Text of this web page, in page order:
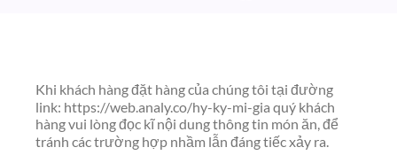
Khi khách hàng đặt hàng của chúng tôi tại đường
link: https://web.analy.co/hy-ky-mi-gia quý khách
hàng vui lòng đọc kĩ nội dung thông tin món ăn, để
tránh các trường hợp nhầm lẫn đáng tiếc xảy ra.